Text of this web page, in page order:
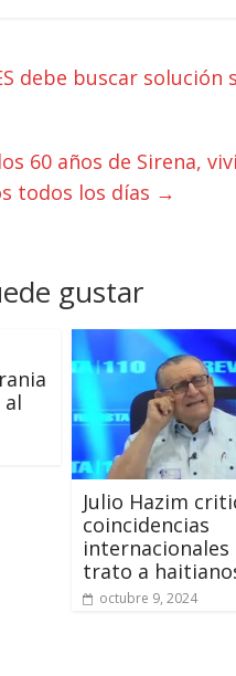
debe buscar
60 años de Sirena,
todos los días →
gustar
Julio Hazim
coincidencias
internacionales
trato a
octubre 9, 2024